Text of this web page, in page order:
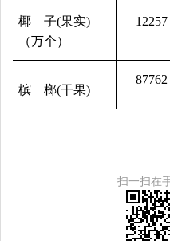
椰 子(果实)
（万个）
12257
槟 榔(干果)
87762
扫一扫在